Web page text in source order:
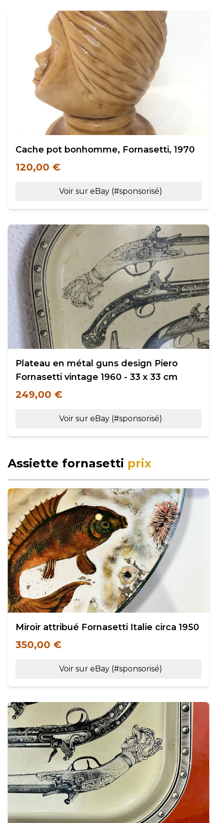
Cache pot bonhomme, Fornasetti, 1970
120,00 €
Voir sur eBay (#sponsorisé)
Plateau en métal guns design Piero
Fornasetti vintage 1960 - 33 x 33 cm
249,00 €
Voir sur eBay (#sponsorisé)
Assiette fornasetti prix
Miroir attribué Fornasetti Italie circa 1950
350,00 €
Voir sur eBay (#sponsorisé)